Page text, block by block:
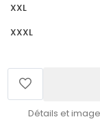
XXL
XXXL
Détails et